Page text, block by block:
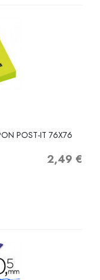
POST-IT 76X76
Precio
2,49 €